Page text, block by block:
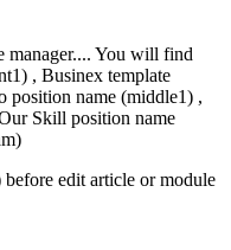
manager.... You will find
, Businex template
position name (middle1) ,
Skill position name
edit article or module